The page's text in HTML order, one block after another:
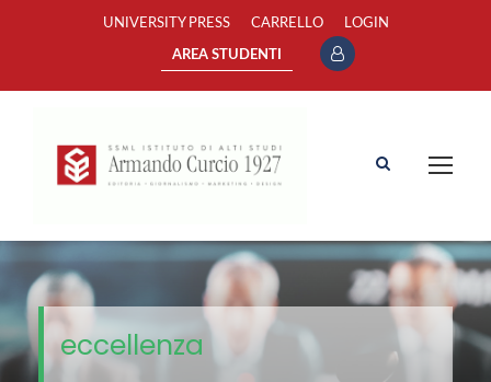
UNIVERSITY PRESS CARRELLO LOGIN
AREA STUDENTI
eccellenza